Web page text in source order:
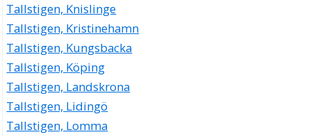
Tallstigen, Knislinge
Tallstigen, Kristinehamn
Tallstigen, Kungsbacka
Tallstigen, Köping
Tallstigen, Landskrona
Tallstigen, Lidingö
Tallstigen, Lomma